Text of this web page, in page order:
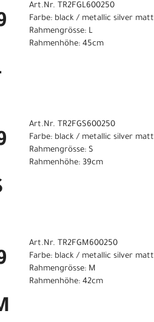
Art.Nr. TR2FGL600250
Farbe: black / metallic silver matt
Rahmengrösse: L
Rahmenhöhe: 45cm
Art.Nr. TR2FGS600250
Farbe: black / metallic silver matt
Rahmengrösse: S
Rahmenhöhe: 39cm
Art.Nr. TR2FGM600250
Farbe: black / metallic silver matt
Rahmengrösse: M
Rahmenhöhe: 42cm